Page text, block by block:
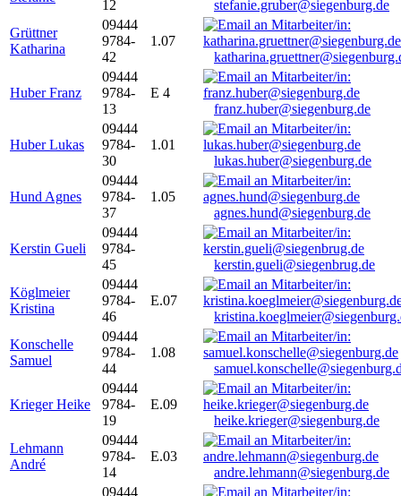
12
stefanie.gruber@siegenburg.de
Grüttner
Katharina
09444
9784-
42
1.07
Huber Franz
09444
9784-
13
E 4
franz.huber@siegenburg.de
Huber Lukas
09444
9784-
30
1.01
lukas.huber@siegenburg.de
Hund Agnes
09444
9784-
37
1.05
agnes.hund@siegenburg.de
Kerstin Gueli
09444
9784-
45
kerstin.gueli@siegenbrug.de
Köglmeier
Kristina
09444
9784-
46
E.07
Konschelle
Samuel
09444
9784-
44
1.08
Krieger Heike
09444
9784-
19
E.09
heike.krieger@siegenburg.de
Lehmann
André
09444
9784-
14
E.03
andre.lehmann@siegenburg.de
09444